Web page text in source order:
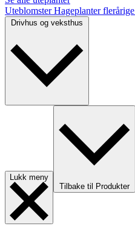
UteblomsterHageplanter flerårige
Lukk meny
Tilbake til Produkter